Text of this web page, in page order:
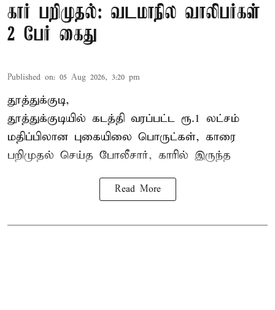
கார் பறிமுதல்: வடமாநில வாலிபர்கள்
2 பேர் கைது
Published on: 05 Aug 2026, 3:20 pm
தூத்துக்குடி,
தூத்துக்குடியில் கடத்தி வரப்பட்ட ரூ.1 லட்சம்
மதிப்பிலான புகையிலை பொருட்கள், காரை
பறிமுதல் செய்த போலீசார், காரில் இருந்த
Read More